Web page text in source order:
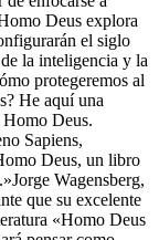
Deus explora
el siglo
la inteligencia y la
protegeremos al
He aquí una
Deus.
Sapiens,
Deus, un libro
Wagensberg,
que su excelente
«Homo Deus